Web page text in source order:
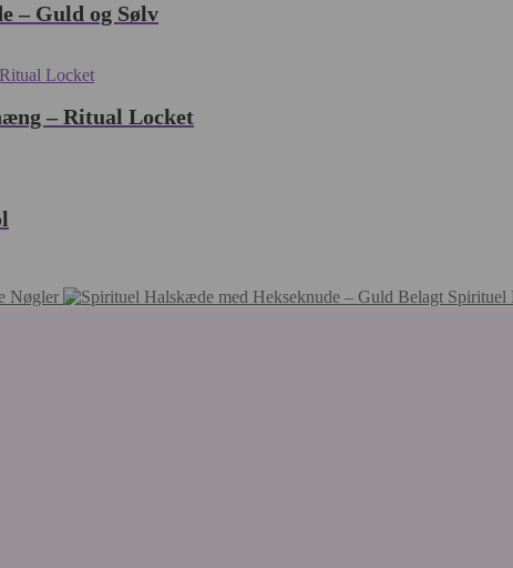
– Guld og Sølv
– Ritual Locket
Nøgler
Spirituel